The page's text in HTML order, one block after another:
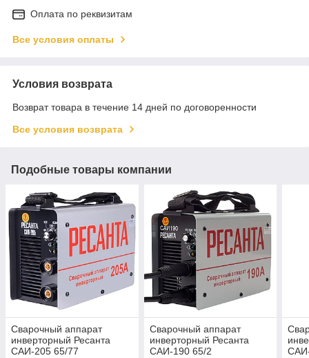
Оплата по реквизитам
Все условия оплаты
Условия возврата
Возврат товара в течение 14 дней по договоренности
Все условия возврата
Подобные товары компании
Сварочный аппарат
инверторный Ресанта
САИ-205 65/77
Сварочный аппарат
инверторный Ресанта
САИ-190 65/2